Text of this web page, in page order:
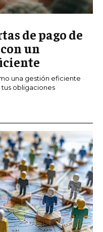
de pago de
un
una gestión eficiente
obligaciones